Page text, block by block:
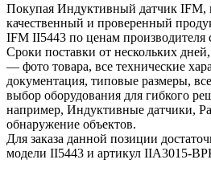
Покупая Индуктивный датчик IFM,
качественный и проверенный
IFM II5443 по ценам производителя
Сроки поставки от нескольких
— фото товара, все технические
документация, типовые размеры,
выбор оборудования для гибкого
например, Индуктивные датчики,
обнаружение объектов.
Для заказа данной позиции
модели II5443 и артикул IIA3015-